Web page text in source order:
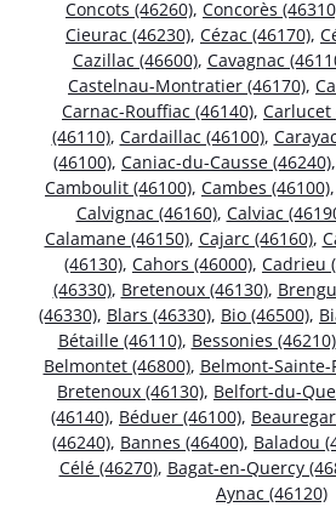
Concots (46260), Concorès
Cieurac (46230), Cézac (46170),
Cazillac (46600), Cavagnac
Castelnau-Montratier (46170),
Carnac-Rouffiac (46140), Carlucet
(46110), Cardaillac (46100),
(46100), Caniac-du-Causse (46240),
Camboulit (46100), Cambes (46100),
Calvignac (46160), Calviac
Calamane (46150), Cajarc (46160),
(46130), Cahors (46000), Cadrieu
(46330), Bretenoux (46130),
(46330), Blars (46330), Bio (46500),
Bétaille (46110), Bessonies (46210)
Belmontet (46800), Belmont-Sainte-
Bretenoux (46130), Belfort-du-
(46140), Béduer (46100),
(46240), Bannes (46400), Baladou
Célé (46270), Bagat-en-Quercy
Aynac (46120)